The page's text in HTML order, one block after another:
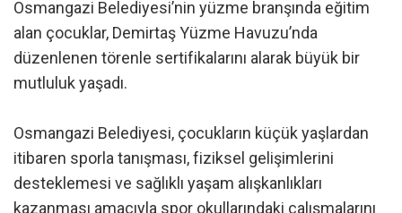
Osmangazi Belediyesi’nin yüzme branşında eğitim
alan çocuklar, Demirtaş Yüzme Havuzu’nda
düzenlenen törenle sertifikalarını alarak büyük bir
mutluluk yaşadı.
Osmangazi Belediyesi, çocukların küçük yaşlardan
itibaren sporla tanışması, fiziksel gelişimlerini
desteklemesi ve sağlıklı yaşam alışkanlıkları
kazanması amacıyla spor okullarındaki çalışmalarını